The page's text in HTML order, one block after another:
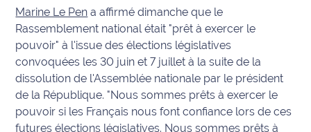
Défense
Municipales
2026
Contenus
Partenaires
Marine Le Pen a affirmé dimanche que le
Rassemblement national était "prêt à exercer le
pouvoir" à l'issue des élections législatives
convoquées les 30 juin et 7 juillet à la suite de la
dissolution de l'Assemblée nationale par le président
de la République. "Nous sommes prêts à exercer le
pouvoir si les Français nous font confiance lors de ces
futures élections législatives. Nous sommes prêts à